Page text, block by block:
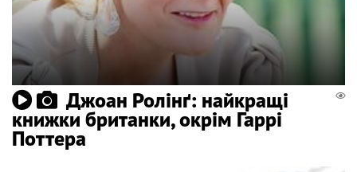
Джоан Ролінґ: найкращі
книжки британки, окрім Гаррі
Поттера